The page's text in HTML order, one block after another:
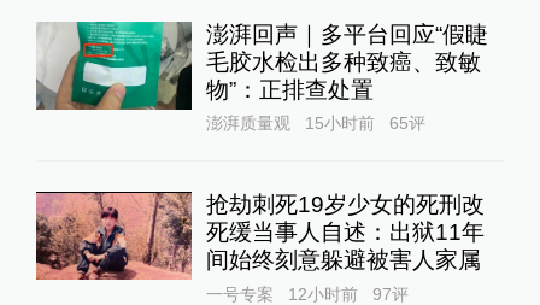
澎湃回声｜多平台回应“假睫
毛胶水检出多种致癌、致敏
物”：正排查处置
澎湃质量观 15小时前 65评
抢劫刺死19岁少女的死刑改
死缓当事人自述：出狱11年
间始终刻意躲避被害人家属
一号专案 12小时前 97评